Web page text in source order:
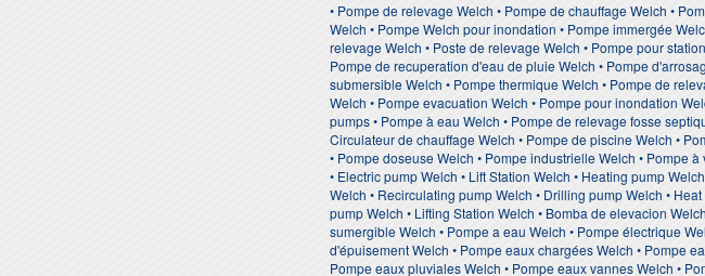
• Pompe de relevage Welch • Pompe de chauffage Welch •
Welch • Pompe Welch pour inondation • Pompe immergée
relevage Welch • Poste de relevage Welch • Pompe pour
Pompe de recuperation d'eau de pluie Welch • Pompe
submersible Welch • Pompe thermique Welch • Pompe de
Welch • Pompe evacuation Welch • Pompe pour inondation
pumps • Pompe à eau Welch • Pompe de relevage fosse
Circulateur de chauffage Welch • Pompe de piscine Welch •
• Pompe doseuse Welch • Pompe industrielle Welch • Pompe
• Electric pump Welch • Lift Station Welch • Heating pump
Welch • Recirculating pump Welch • Drilling pump Welch •
pump Welch • Lifting Station Welch • Bomba de elevacion
sumergible Welch • Pompe a eau Welch • Pompe électrique
d'épuisement Welch • Pompe eaux chargées Welch • Pompe
Pompe eaux pluviales Welch • Pompe eaux vannes Welch •